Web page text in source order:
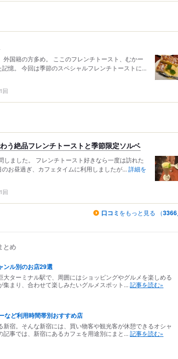
国籍の方多め。 ここのフレンチトースト、むかー
憶。 今回は季節のスペシャルフレンチトーストに...
1回
う絶品フレンチトーストと季節限定ソルベ
しました。 フレンチトースト好きなら一度は訪れた
お昼過ぎ、カフェタイムに利用しましたが... 詳細を
1回
口コミ をもっと見る （3366
とめ
ンル別のお店29選
ターミナル駅で、周囲にはショッピングやグルメを楽しめる
まり、合わせて楽しみたいグルメスポット... 記事を読む»
など利用時間帯別おすすめ店
宿。そんな新宿には、買い物客や観光客が休憩できるオシャ
事では、新宿にあるカフェを用途別にまと... 記事を読む»